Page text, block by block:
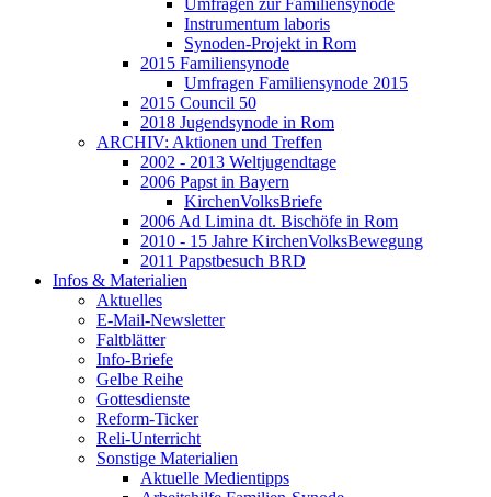
Umfragen zur Familiensynode
Instrumentum laboris
Synoden-Projekt in Rom
2015 Familiensynode
Umfragen Familiensynode 2015
2015 Council 50
2018 Jugendsynode in Rom
ARCHIV: Aktionen und Treffen
2002 - 2013 Weltjugendtage
2006 Papst in Bayern
KirchenVolksBriefe
2006 Ad Limina dt. Bischöfe in Rom
2010 - 15 Jahre KirchenVolksBewegung
2011 Papstbesuch BRD
Infos & Materialien
Aktuelles
E-Mail-Newsletter
Faltblätter
Info-Briefe
Gelbe Reihe
Gottesdienste
Reform-Ticker
Reli-Unterricht
Sonstige Materialien
Aktuelle Medientipps